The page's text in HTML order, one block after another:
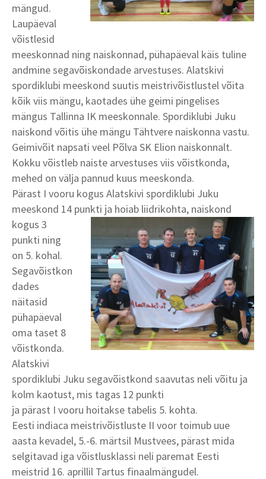
mängud.
Laupäeval
võistlesid
meeskonnad ning naiskonnad, pühapäeval käis tuline
andmine segavõiskondade arvestuses. Alatskivi
spordiklubi meeskond suutis meistrivõistlustel võita
kõik viis mängu, kaotades ühe geimi pingelises
mängus Tallinna IK meeskonnale. Spordiklubi Juku
naiskond võitis ühe mängu Tähtvere naiskonna vastu.
Geimivõit napsati veel Põlva SK Elion naiskonnalt.
Kokku võistleb naiste arvestuses viis võistkonda,
mehed on välja pannud kuus meeskonda.
Pärast I vooru kogus Alatskivi spordiklubi Juku
meeskond 14 punkti ja hoiab liidrikohta, naiskond
kogus 3
punkti ning
on 5. kohal.
Segavõistkon
dades
näitasid
pühapäeval
oma taset 8
võistkonda.
Alatskivi
spordiklubi Juku segavõistkond saavutas neli võitu ja
kolm kaotust, mis tagas 12 punkti
ja pärast I vooru hoitakse tabelis 5. kohta.
Eesti indiaca meistrivõistluste II voor toimub uue
aasta kevadel, 5.-6. märtsil Mustvees, pärast mida
selgitavad iga võistlusklassi neli paremat Eesti
meistrid 16. aprillil Tartus finaalmängudel.